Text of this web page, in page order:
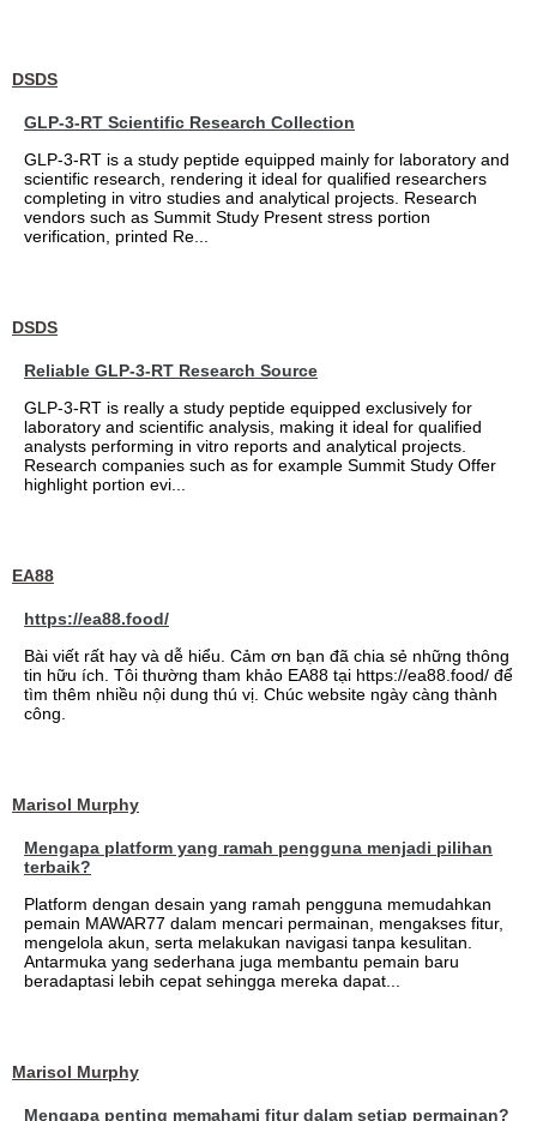
DSDS
GLP-3-RT Scientific Research Collection
GLP-3-RT is a study peptide equipped mainly for laboratory and
scientific research, rendering it ideal for qualified researchers
completing in vitro studies and analytical projects. Research
vendors such as Summit Study Present stress portion
verification, printed Re...
DSDS
Reliable GLP-3-RT Research Source
GLP-3-RT is really a study peptide equipped exclusively for
laboratory and scientific analysis, making it ideal for qualified
analysts performing in vitro reports and analytical projects.
Research companies such as for example Summit Study Offer
highlight portion evi...
EA88
https://ea88.food/
Bài viết rất hay và dễ hiểu. Cảm ơn bạn đã chia sẻ những thông
tin hữu ích. Tôi thường tham khảo EA88 tại https://ea88.food/ để
tìm thêm nhiều nội dung thú vị. Chúc website ngày càng thành
công.
Marisol Murphy
Mengapa platform yang ramah pengguna menjadi pilihan
terbaik?
Platform dengan desain yang ramah pengguna memudahkan
pemain MAWAR77 dalam mencari permainan, mengakses fitur,
mengelola akun, serta melakukan navigasi tanpa kesulitan.
Antarmuka yang sederhana juga membantu pemain baru
beradaptasi lebih cepat sehingga mereka dapat...
Marisol Murphy
Mengapa penting memahami fitur dalam setiap permainan?